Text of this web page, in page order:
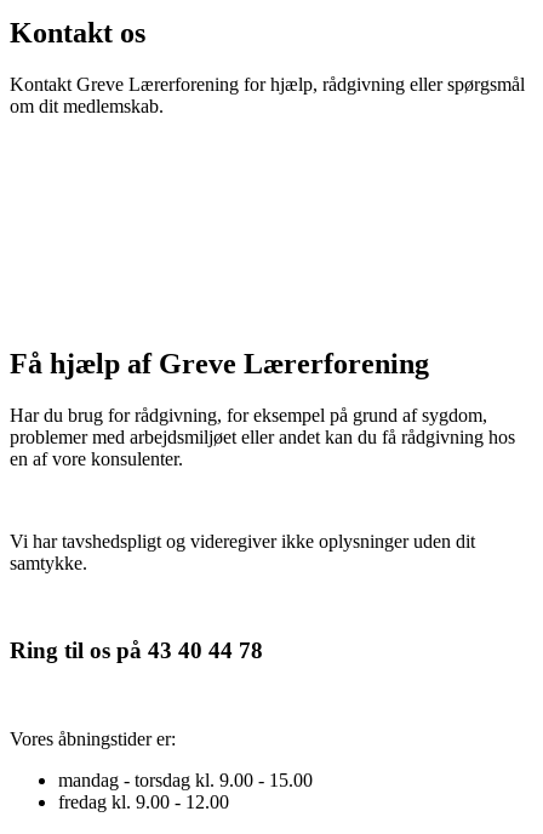
Kontakt os
Kontakt Greve Lærerforening for hjælp, rådgivning eller spørgsmål
om dit medlemskab.
Få hjælp af Greve Lærerforening
Har du brug for rådgivning, for eksempel på grund af sygdom,
problemer med arbejdsmiljøet eller andet kan du få rådgivning hos
en af vore konsulenter.
Vi har tavshedspligt og videregiver ikke oplysninger uden dit
samtykke.
Ring til os på 43 40 44 78
Vores åbningstider er:
mandag - torsdag kl. 9.00 - 15.00
fredag kl. 9.00 - 12.00